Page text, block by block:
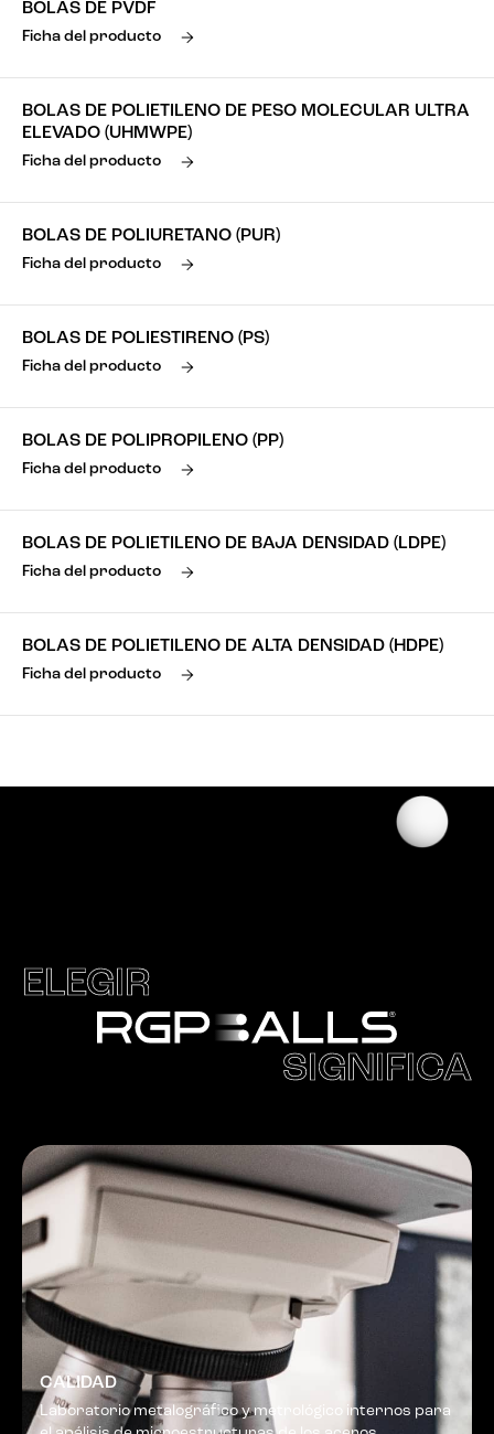
BOLAS DE PVDF
Ficha del producto
BOLAS DE POLIETILENO DE PESO MOLECULAR ULTRA
ELEVADO (UHMWPE)
Ficha del producto
BOLAS DE POLIURETANO (PUR)
Ficha del producto
BOLAS DE POLIESTIRENO (PS)
Ficha del producto
BOLAS DE POLIPROPILENO (PP)
Ficha del producto
BOLAS DE POLIETILENO DE BAJA DENSIDAD (LDPE)
Ficha del producto
BOLAS DE POLIETILENO DE ALTA DENSIDAD (HDPE)
Ficha del producto
ELEGIR
SIGNIFICA
CALIDAD
Laboratorio metalográfico y metrológico internos para